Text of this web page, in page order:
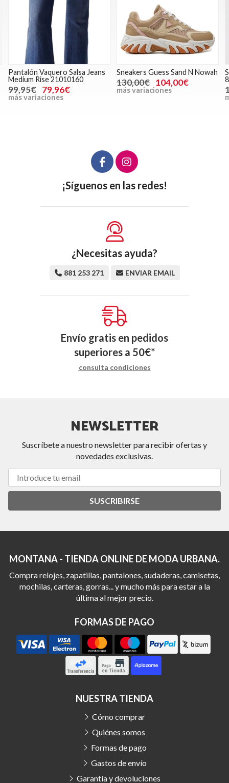
Pantalón Vaquero Salsa Jeans
Medium Rise 21010160
99,95€ 79,96€
más variaciones
Sneakers Guess Sand N Nowah
130,00€ 104,00€
más variaciones
¡Síguenos en las redes!
¿Necesitas ayuda?
881 253 271 ENVIAR EMAIL
Envío gratis en pedidos
superiores a 50€*
consulta condiciones
NEWSLETTER
Suscríbete a nuestro newsletter para recibir ofertas y
novedades exclusivas.
SUSCRIBIRSE
MONTANA - TIENDA ONLINE DE MODA URBANA.
Compra relojes, zapatillas, pantalones, sudaderas, camisetas,
mochilas, carteras, gorras... y mucho más para estar a la
última al mejor precio.
FORMAS DE PAGO
NUESTRA TIENDA
Cómo comprar
Quiénes somos
Formas de pago
Gastos de envío
Garantía y devoluciones